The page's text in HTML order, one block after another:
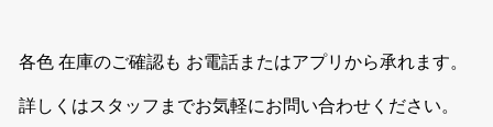
各色 在庫のご確認も お電話またはアプリから承れます。
詳しくはスタッフまでお気軽にお問い合わせください。